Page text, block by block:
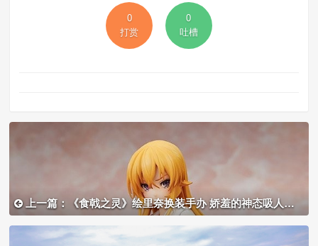
0
打赏
0
吐槽
上一篇：《食戟之灵》绘里奈换装手办 娇羞的神态吸人眼球